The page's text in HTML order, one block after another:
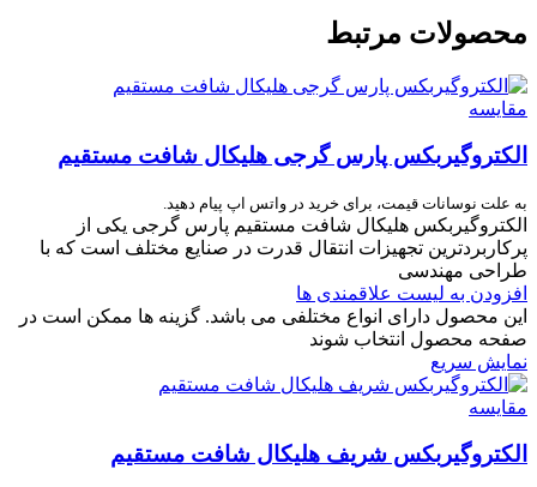
محصولات مرتبط
مقایسه
الکتروگیربکس پارس گرجی هلیکال شافت مستقیم
به علت نوسانات قیمت، برای خرید در واتس اپ پیام دهید.
الکتروگیربکس هلیکال شافت مستقیم پارس گرجی یکی از
پرکاربردترین تجهیزات انتقال قدرت در صنایع مختلف است که با
طراحی مهندسی‌
افزودن به لیست علاقمندی ها
این محصول دارای انواع مختلفی می باشد. گزینه ها ممکن است در
صفحه محصول انتخاب شوند
نمایش سریع
مقایسه
الکتروگیربکس شریف هلیکال شافت مستقیم